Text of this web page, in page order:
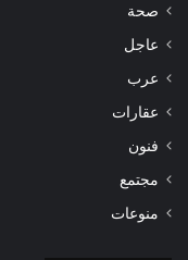
صحة
عاجل
عرب
عقارات
فنون
مجتمع
منوعات